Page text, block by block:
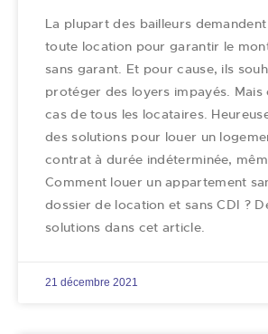
La plupart des bailleurs
toute location pour garantir le
sans garant. Et pour cause, ils
protéger des loyers impayés. Mais
cas de tous les locataires.
des solutions pour louer un
contrat à durée indéterminée,
Comment louer un appartement
dossier de location et sans CDI ?
solutions dans cet article.
21 décembre 2021